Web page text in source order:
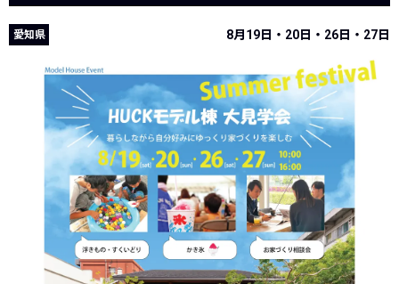
愛知県 8月19日・20日・26日・27日